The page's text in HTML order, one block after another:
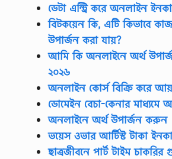
ডেটা এন্ট্রি করে অনলাইন
বিটকয়েন কি, এটি কিভাবে
উপার্জন করা যায়?
আমি কি অনলাইনে অর্থ
২০২৬
অনলাইন কোর্স বিক্রি করে আয়
ডোমেইন বেচা-কেনার মাধ্যমে
অনলাইনে অর্থ উপার্জন করুন
ভয়েস ওভার আর্টিস্ট টাকা
ছাত্রজীবনে পার্ট টাইম চাকরির